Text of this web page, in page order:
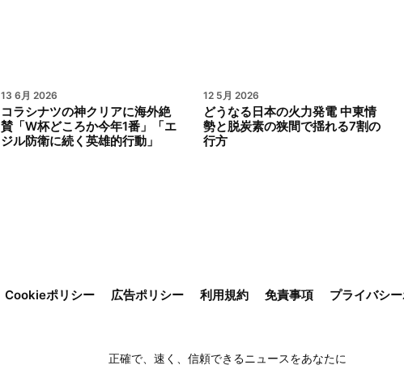
13 6月 2026
コラシナツの神クリアに海外絶
賛「W杯どころか今年1番」「エ
ジル防衛に続く英雄的行動」
12 5月 2026
どうなる日本の火力発電 中東情
勢と脱炭素の狭間で揺れる7割の
行方
Cookieポリシー 広告ポリシー 利用規約 免責事項 プライバシ
正確で、速く、信頼できるニュースをあなたに